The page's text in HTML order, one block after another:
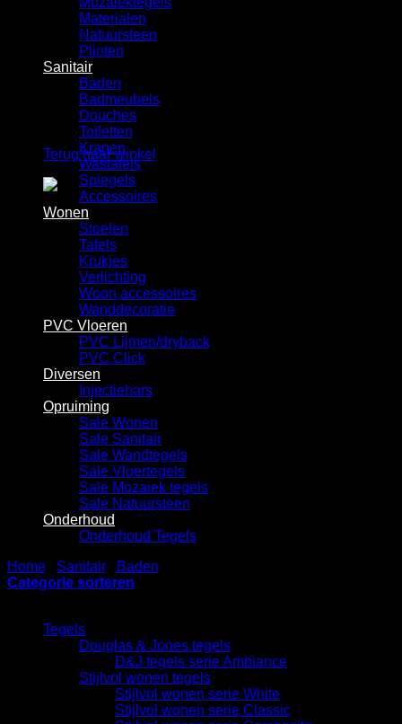
Winkelwagen
Geen producten in de winkelwagen.
Terug naar winkel
Materialen
Natuursteen
Plinten
Sanitair
Baden
Badmeubels
Douches
Toiletten
Kranen
Wastafels
Spiegels
Accessoires
Wonen
Stoelen
Tafels
Krukjes
Verlichting
Woon accessoires
Wanddecoratie
PVC Vloeren
PVC Lijmen/dryback
PVC Click
Diversen
Injectiehars
Opruiming
Sale Wonen
Sale Sanitair
Sale Wandtegels
Sale Vloertegels
Sale Mozaiek tegels
Sale Natuursteen
Onderhoud
Onderhoud Tegels
Home
Sanitair Baden
Categorie sorteren
Tegels
Douglas & Jones tegels
D&J tegels serie Ambiance
Stijlvol wonen tegels
Stijlvol wonen serie White
Stijlvol wonen serie Classic